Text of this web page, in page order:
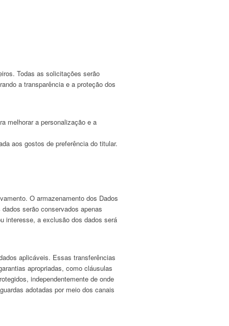
Todas as solicitações serão
a transparência e a proteção dos
melhorar a personalização e a
aos gostos de preferência do titular.
O armazenamento dos Dados
serão conservados apenas
interesse, a exclusão dos dados será
aplicáveis. Essas transferências
apropriadas, como cláusulas
independentemente de onde
adotadas por meio dos canais